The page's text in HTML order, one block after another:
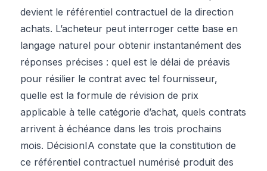
devient le référentiel contractuel de la direction
achats. L’acheteur peut interroger cette base en
langage naturel pour obtenir instantanément des
réponses précises : quel est le délai de préavis
pour résilier le contrat avec tel fournisseur,
quelle est la formule de révision de prix
applicable à telle catégorie d’achat, quels contrats
arrivent à échéance dans les trois prochains
mois. DécisionIA constate que la constitution de
ce référentiel contractuel numérisé produit des